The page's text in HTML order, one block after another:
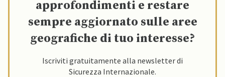
approfondimenti e restare
sempre aggiornato sulle aree
geografiche di tuo interesse?
Iscriviti gratuitamente alla newsletter di
Sicurezza Internazionale.